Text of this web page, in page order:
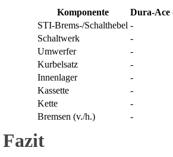
Komponente
Dura-Ace
STI-Brems-/Schalthebel -
Schaltwerk
-
Umwerfer
-
Kurbelsatz
-
Innenlager
-
Kassette
-
Kette
-
Bremsen (v./h.)
-
Fazit